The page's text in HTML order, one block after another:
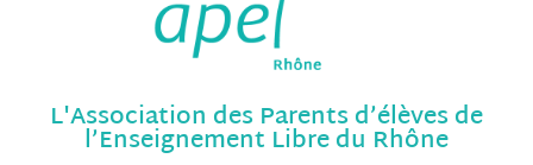
L'Association des Parents d’élèves de
l’Enseignement Libre du Rhône